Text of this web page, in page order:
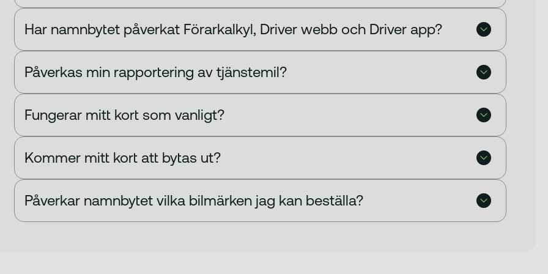
Har namnbytet påverkat Förarkalkyl, Driver webb och Driver app?
Påverkas min rapportering av tjänstemil?
Fungerar mitt kort som vanligt?
Kommer mitt kort att bytas ut?
Påverkar namnbytet vilka bilmärken jag kan beställa?